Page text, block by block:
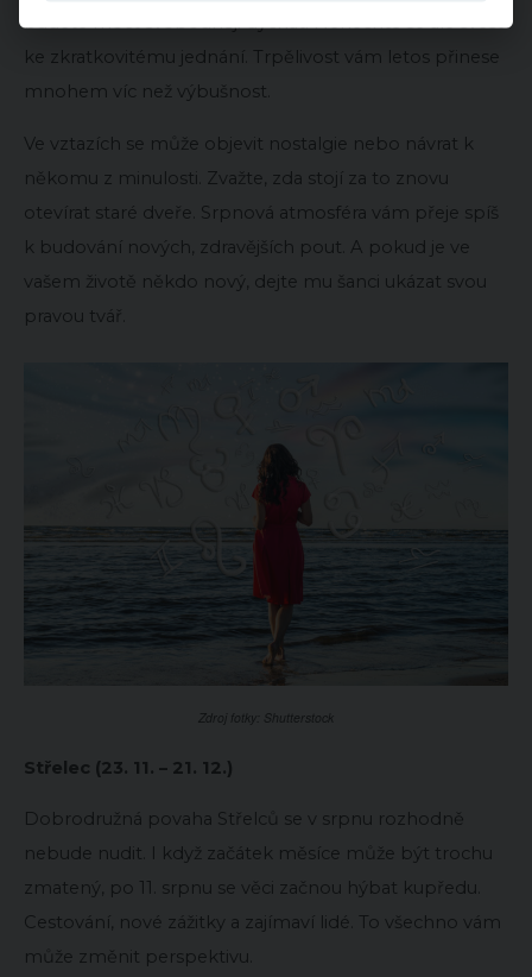
budete moct svobodněji dýchat. Nenechte se ale svést
ke zkratkovitému jednání. Trpělivost vám letos přinese
mnohem víc než výbušnost.
Ve vztazích se může objevit nostalgie nebo návrat k
někomu z minulosti. Zvažte, zda stojí za to znovu
otevírat staré dveře. Srpnová atmosféra vám přeje spíš
k budování nových, zdravějších pout. A pokud je ve
vašem životě někdo nový, dejte mu šanci ukázat svou
pravou tvář.
Zdroj fotky: Shutterstock
Střelec (23. 11. – 21. 12.)
Dobrodružná povaha Střelců se v srpnu rozhodně
nebude nudit. I když začátek měsíce může být trochu
zmatený, po 11. srpnu se věci začnou hýbat kupředu.
Cestování, nové zážitky a zajímaví lidé. To všechno vám
může změnit perspektivu.